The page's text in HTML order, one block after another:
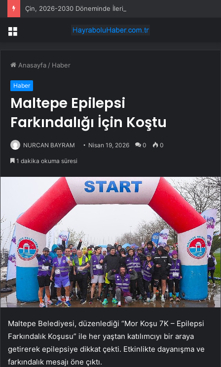
Menü
Anasayfa / Haber
Haber
Maltepe Epilepsi
Farkındalığı İçin Koştu
NURCAN BAYRAM Nisan 19, 2026 0 0
1 dakika okuma süresi
Maltepe Belediyesi, düzenlediği “Mor Koşu 7K – Epilepsi
Farkındalık Koşusu” ile her yaştan katılımcıyı bir araya
getirerek epilepsiye dikkat çekti. Etkinlikte dayanışma ve
farkındalık mesajı öne çıktı.